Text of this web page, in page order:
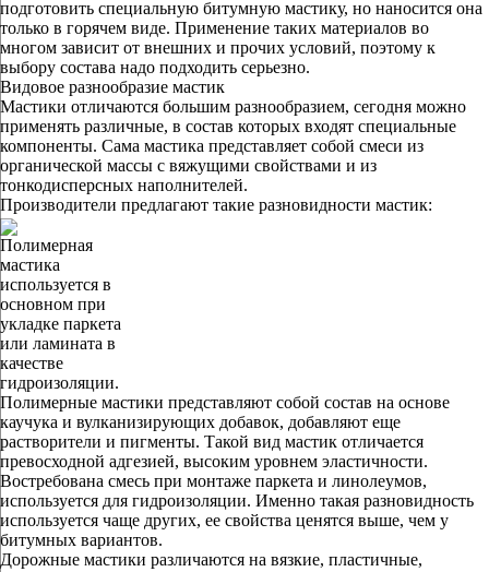
подготовить специальную битумную мастику, но наносится она
только в горячем виде. Применение таких материалов во
многом зависит от внешних и прочих условий, поэтому к
выбору состава надо подходить серьезно.
Видовое разнообразие мастик
Мастики отличаются большим разнообразием, сегодня можно
применять различные, в состав которых входят специальные
компоненты. Сама мастика представляет собой смеси из
органической массы с вяжущими свойствами и из
тонкодисперсных наполнителей.
Производители предлагают такие разновидности мастик:
Полимерная
мастика
используется в
основном при
укладке паркета
или ламината в
качестве
гидроизоляции.
Полимерные мастики представляют собой состав на основе
каучука и вулканизирующих добавок, добавляют еще
растворители и пигменты. Такой вид мастик отличается
превосходной адгезией, высоким уровнем эластичности.
Востребована смесь при монтаже паркета и линолеумов,
используется для гидроизоляции. Именно такая разновидность
используется чаще других, ее свойства ценятся выше, чем у
битумных вариантов.
Дорожные мастики различаются на вязкие, пластичные,